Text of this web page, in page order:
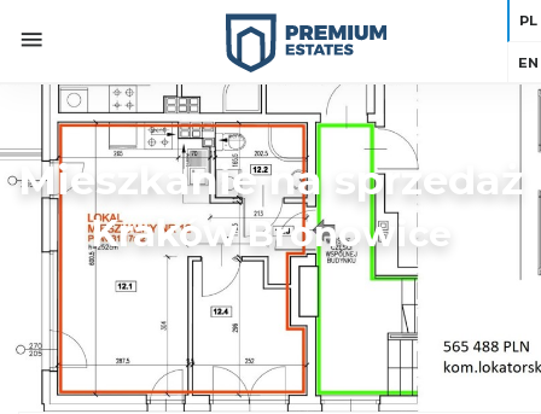
PL
EN
Mieszkanie na sprzedaż
Kraków Bronowice